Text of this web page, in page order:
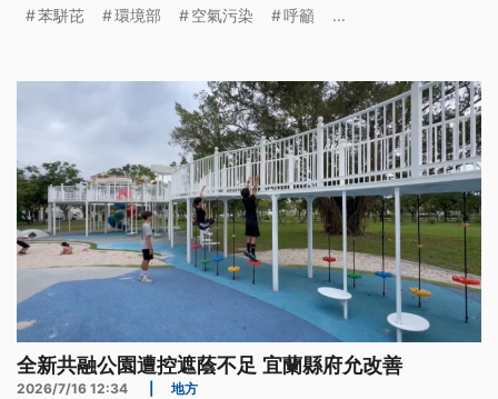
照PM2.5，即時公開監測資訊。
苯駢芘 環境部 空氣污染 呼籲 ...
全新共融公園遭控遮蔭不足 宜蘭縣府允改善
2026/7/16 12:34 地方